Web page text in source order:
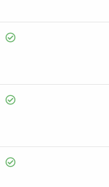
e
S
e
S
e
S